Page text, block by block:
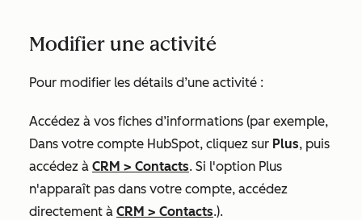
Modifier une activité
Pour modifier les détails d’une activité :
Accédez à vos fiches d’informations (par exemple,
Dans votre compte HubSpot, cliquez sur Plus, puis
accédez à CRM > Contacts. Si l'option Plus
n'apparaît pas dans votre compte, accédez
directement à CRM > Contacts.).